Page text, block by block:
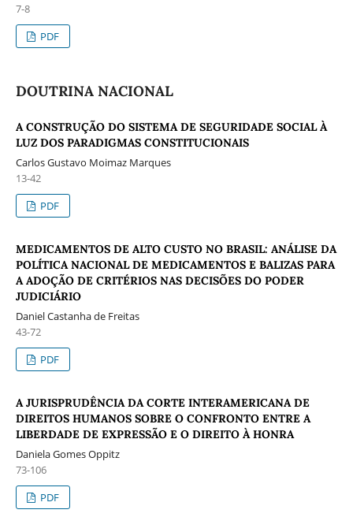
7-8
PDF
DOUTRINA NACIONAL
A CONSTRUÇÃO DO SISTEMA DE SEGURIDADE SOCIAL À
LUZ DOS PARADIGMAS CONSTITUCIONAIS
Carlos Gustavo Moimaz Marques
13-42
PDF
MEDICAMENTOS DE ALTO CUSTO NO BRASIL: ANÁLISE DA
POLÍTICA NACIONAL DE MEDICAMENTOS E BALIZAS PARA
A ADOÇÃO DE CRITÉRIOS NAS DECISÕES DO PODER
JUDICIÁRIO
Daniel Castanha de Freitas
43-72
PDF
A JURISPRUDÊNCIA DA CORTE INTERAMERICANA DE
DIREITOS HUMANOS SOBRE O CONFRONTO ENTRE A
LIBERDADE DE EXPRESSÃO E O DIREITO À HONRA
Daniela Gomes Oppitz
73-106
PDF